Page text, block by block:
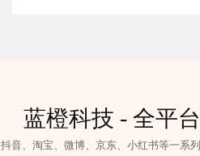
蓝橙科技 - 全平
音、淘宝、微博、京东、小红书等一系